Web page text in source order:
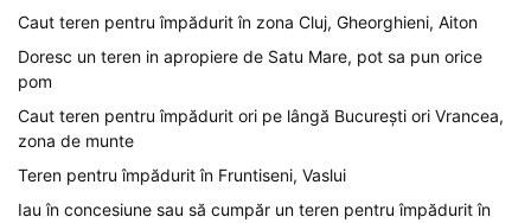
Caut teren pentru împădurit în zona Cluj, Gheorghieni, Aiton
Doresc un teren in apropiere de Satu Mare, pot sa pun orice
pom
Caut teren pentru împădurit ori pe lângă București ori Vrancea,
zona de munte
Teren pentru împădurit în Fruntiseni, Vaslui
Iau în concesiune sau să cumpăr un teren pentru împădurit în